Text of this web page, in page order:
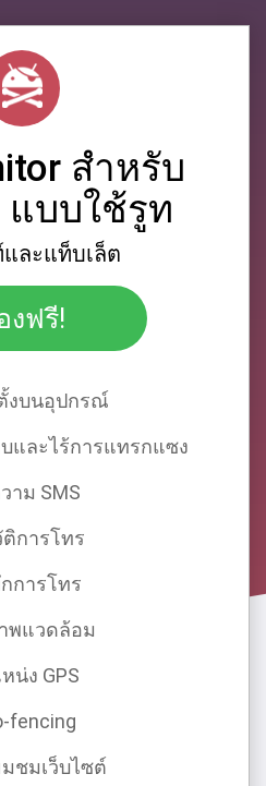
สําหรับ
แบบใช้รูท
ละแท็บเล็ต
งฟรี!
งบนอุปกรณ์
และไร้การแทรกแซง
าม SMS
ติการโทร
การโทร
พแวดล้อม
น่ง GPS
fencing
มชมเว็บไซต์